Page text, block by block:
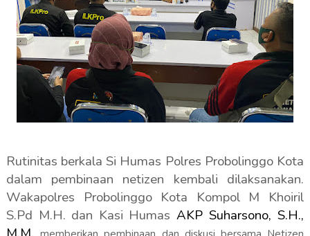
Rutinitas berkala Si Humas Polres Probolinggo Kota
dalam pembinaan netizen kembali dilaksanakan.
Wakapolres Probolinggo Kota Kompol M Khoiril
S.Pd M.H. dan Kasi HumasAKP Suharsono, S.H.,